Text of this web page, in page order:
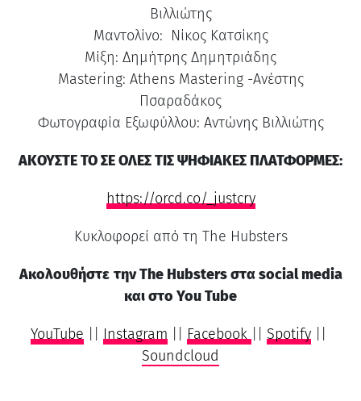
Βιλλιώτης
Μαντολίνο: Νίκος Κατσίκης
Μίξη: Δημήτρης Δημητριάδης
Mastering: Athens Mastering -Ανέστης
Πσαραδάκος
Φωτογραφία Εξωφύλλου: Αντώνης Βιλλιώτης
ΑΚΟΥΣΤΕ ΤΟ ΣΕ ΟΛΕΣ ΤΙΣ ΨΗΦΙΑΚΕΣ ΠΛΑΤΦΟΡΜΕΣ:
https://orcd.co/_justcry
Κυκλοφορεί από τη The Hubsters
Ακολουθήστε την The Hubsters στα social media
και στο You Tube
YouTube Instagram Facebook Spotify
Soundcloud